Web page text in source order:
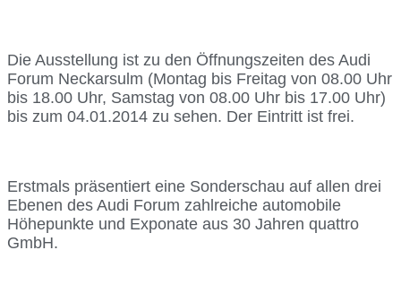
Die Ausstellung ist zu den Öffnungszeiten des Audi
Forum Neckarsulm (Montag bis Freitag von 08.00 Uhr
bis 18.00 Uhr, Samstag von 08.00 Uhr bis 17.00 Uhr)
bis zum 04.01.2014 zu sehen. Der Eintritt ist frei.
Erstmals präsentiert eine Sonderschau auf allen drei
Ebenen des Audi Forum zahlreiche automobile
Höhepunkte und Exponate aus 30 Jahren quattro
GmbH.